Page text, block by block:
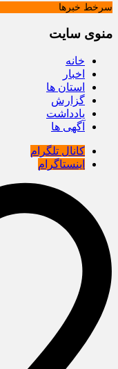
سرخط خبرها
منوی سایت
خانه
اخبار
استان ها
گزارش
یادداشت
آگهی ها
کانال تلگرام
اینستاگرام